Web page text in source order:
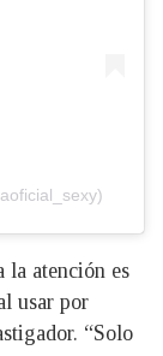
la atención es
usar por
“Solo